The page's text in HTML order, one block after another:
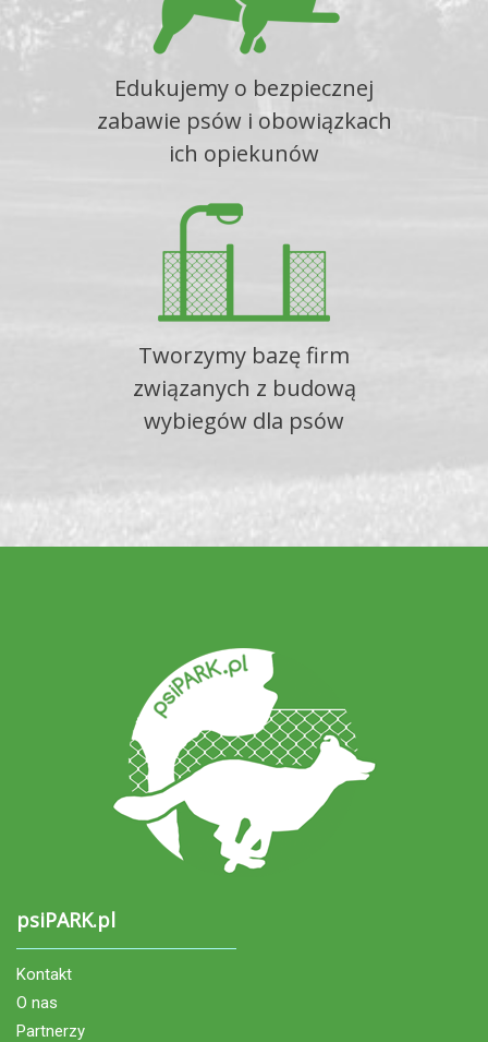
Edukujemy o bezpiecznej
zabawie psów i obowiązkach
ich opiekunów
Tworzymy bazę firm
związanych z budową
wybiegów dla psów
psiPARK.pl
Kontakt
O nas
Partnerzy